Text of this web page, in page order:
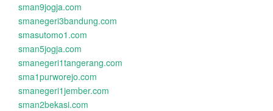
sman9jogja.com
smanegeri3bandung.com
smasutomo1.com
sman5jogja.com
smanegeri1tangerang.com
sma1purworejo.com
smanegeri1jember.com
sman2bekasi.com